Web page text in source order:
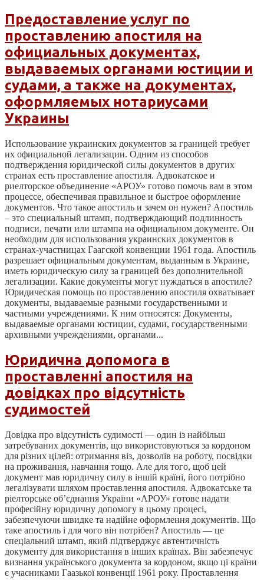
Предоставление услуг по
проставлению апостиля на
официальных документах,
выдаваемых органами юстиции и
судами, а также на документах,
оформляемых нотариусами
Украины
Использование украинских документов за границей требует
их официальной легализации. Одним из способов
подтверждения юридической силы документов в других
странах есть проставление апостиля. Адвокатское и
риелторское объединение «АРОУ» готово помочь вам в этом
процессе, обеспечивая правильное и быстрое оформление
документов. Что такое апостиль и зачем он нужен? Апостиль
– это специальный штамп, подтверждающий подлинность
подписи, печати или штампа на официальном документе. Он
необходим для использования украинских документов в
странах-участницах Гаагской конвенции 1961 года. Апостиль
разрешает официальным документам, выданным в Украине,
иметь юридическую силу за границей без дополнительной
легализации. Какие документы могут нуждаться в апостиле?
Юридическая помощь по проставлению апостиля охватывает
документы, выдаваемые разными государственными и
частными учреждениями. К ним относятся: Документы,
выдаваемые органами юстиции, судами, государственными
архивными учреждениями, органами...
Юридична допомога в
проставленні апостиля на
довідках про відсутність
судимостей
Довідка про відсутність судимості — один із найбільш
затребуваних документів, що використовуються за кордоном
для різних цілей: отримання віз, дозволів на роботу, посвідки
на проживання, навчання тощо. Але для того, щоб цей
документ мав юридичну силу в іншій країні, його потрібно
легалізувати шляхом проставлення апостиля. Адвокатське та
ріелторське об’єднання України «АРОУ» готове надати
професійну юридичну допомогу в цьому процесі,
забезпечуючи швидке та надійне оформлення документів. Що
таке апостиль і для чого він потрібен? Апостиль — це
спеціальний штамп, який підтверджує автентичність
документу для використання в інших країнах. Він забезпечує
визнання українського документа за кордоном, якщо ці країни
є учасниками Гаазької конвенції 1961 року. Проставлення